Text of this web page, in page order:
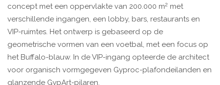
concept met een oppervlakte van 200.000 m2 met
verschillende ingangen, een lobby, bars, restaurants en
VIP-ruimtes. Het ontwerp is gebaseerd op de
geometrische vormen van een voetbal, met een focus op
het Buffalo-blauw. In de VIP-ingang opteerde de architect
voor organisch vormgegeven Gyproc-plafondeilanden en
glanzende GypArt-pilaren.